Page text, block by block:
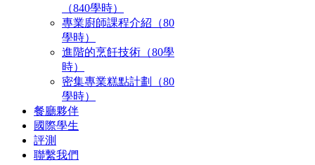
（840學時）
專業廚師課程介紹（80
學時）
進階的烹飪技術（80學
時）
密集專業糕點計劃（80
學時）
餐廳夥伴
國際學生
評測
聯繫我們